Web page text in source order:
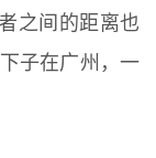
之间的距离也
子在广州，一